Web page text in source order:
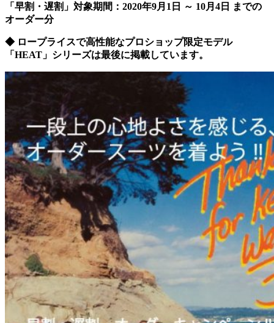
「早割・遅割」対象期間：2020年9月1日 ～ 10月4日 までの
オーダー分
◆ ロープライスで高性能なプロショップ限定モデル
「HEAT」シリーズは最後に掲載しています。